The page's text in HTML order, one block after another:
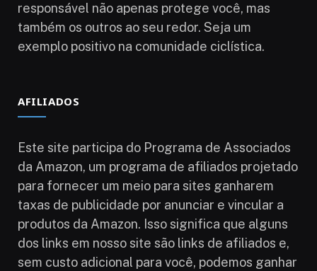
responsável não apenas protege você, mas
também os outros ao seu redor. Seja um
exemplo positivo na comunidade ciclística.
AFILIADOS
Este site participa do Programa de Associados
da Amazon, um programa de afiliados projetado
para fornecer um meio para sites ganharem
taxas de publicidade por anunciar e vincular a
produtos da Amazon. Isso significa que alguns
dos links em nosso site são links de afiliados e,
sem custo adicional para você, podemos ganhar